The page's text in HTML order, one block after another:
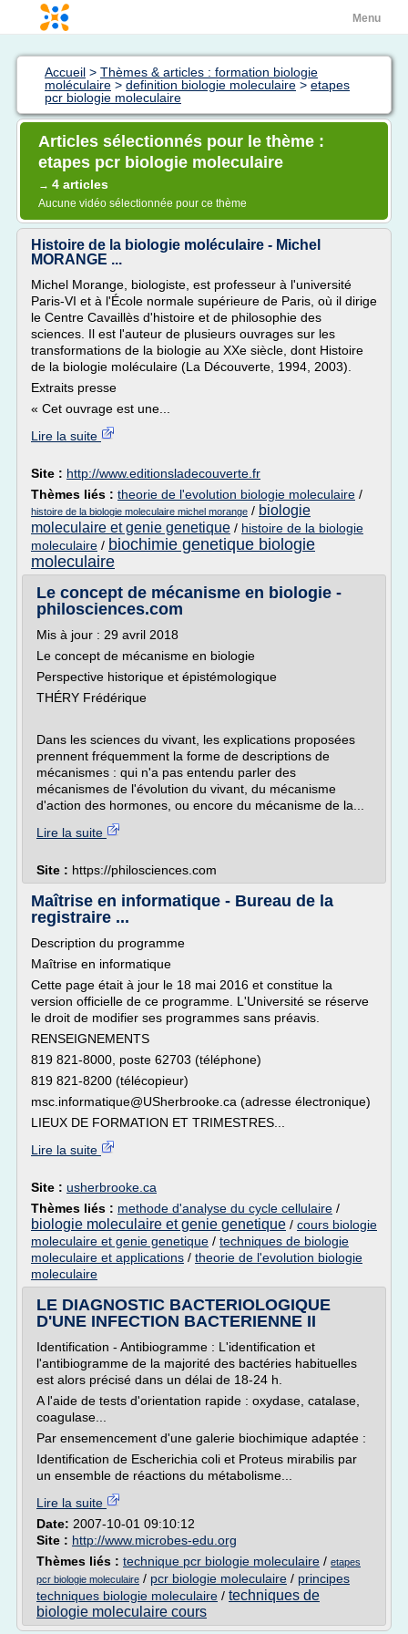
Menu
Accueil > Thèmes & articles : formation biologie
moléculaire > definition biologie moleculaire > etapes
pcr biologie moleculaire
Articles sélectionnés pour le thème :
etapes pcr biologie moleculaire
→ 4 articles
Aucune vidéo sélectionnée pour ce thème
Histoire de la biologie moléculaire - Michel
MORANGE ...
Michel Morange, biologiste, est professeur à l'université
Paris-VI et à l'École normale supérieure de Paris, où il dirige
le Centre Cavaillès d'histoire et de philosophie des
sciences. Il est l'auteur de plusieurs ouvrages sur les
transformations de la biologie au XXe siècle, dont Histoire
de la biologie moléculaire (La Découverte, 1994, 2003).
Extraits presse
« Cet ouvrage est une...
Lire la suite
Site : http://www.editionsladecouverte.fr
Thèmes liés : theorie de l'evolution biologie moleculaire /
histoire de la biologie moleculaire michel morange / biologie
moleculaire et genie genetique / histoire de la biologie
moleculaire / biochimie genetique biologie
moleculaire
Le concept de mécanisme en biologie -
philosciences.com
Mis à jour : 29 avril 2018
Le concept de mécanisme en biologie
Perspective historique et épistémologique
THÉRY Frédérique
Dans les sciences du vivant, les explications proposées
prennent fréquemment la forme de descriptions de
mécanismes : qui n'a pas entendu parler des
mécanismes de l'évolution du vivant, du mécanisme
d'action des hormones, ou encore du mécanisme de la...
Lire la suite
Site : https://philosciences.com
Maîtrise en informatique - Bureau de la
registraire ...
Description du programme
Maîtrise en informatique
Cette page était à jour le 18 mai 2016 et constitue la
version officielle de ce programme. L'Université se réserve
le droit de modifier ses programmes sans préavis.
RENSEIGNEMENTS
819 821-8000, poste 62703 (téléphone)
819 821-8200 (télécopieur)
msc.informatique@USherbrooke.ca (adresse électronique)
LIEUX DE FORMATION ET TRIMESTRES...
Lire la suite
Site : usherbrooke.ca
Thèmes liés : methode d'analyse du cycle cellulaire /
biologie moleculaire et genie genetique / cours biologie
moleculaire et genie genetique / techniques de biologie
moleculaire et applications / theorie de l'evolution biologie
moleculaire
LE DIAGNOSTIC BACTERIOLOGIQUE
D'UNE INFECTION BACTERIENNE II
Identification - Antibiogramme : L'identification et
l'antibiogramme de la majorité des bactéries habituelles
est alors précisé dans un délai de 18-24 h.
A l'aide de tests d'orientation rapide : oxydase, catalase,
coagulase...
Par ensemencement d'une galerie biochimique adaptée :
Identification de Escherichia coli et Proteus mirabilis par
un ensemble de réactions du métabolisme...
Lire la suite
Date: 2007-10-01 09:10:12
Site : http://www.microbes-edu.org
Thèmes liés : technique pcr biologie moleculaire / etapes
pcr biologie moleculaire / pcr biologie moleculaire / principes
techniques biologie moleculaire / techniques de
biologie moleculaire cours